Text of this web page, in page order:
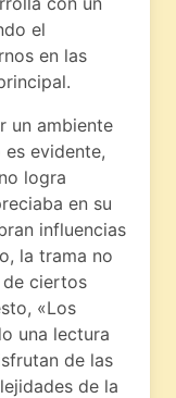
el
en las
un ambiente
evidente,
logra
en su
influencias
la trama no
ciertos
«Los
una lectura
de las
de la